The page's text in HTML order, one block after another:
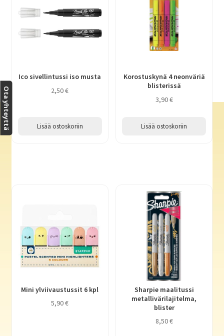
Ico sivellintussi iso musta
2,50€
Lisää ostoskoriin
Korostuskynä 4 neonväriä
blisterissä
3,90€
Lisää ostoskoriin
Mini ylviivaustussit 6 kpl
5,90€
Sharpie maalitussi
metallivärilajitelma,
blister
8,50€
Ota yhteyttä